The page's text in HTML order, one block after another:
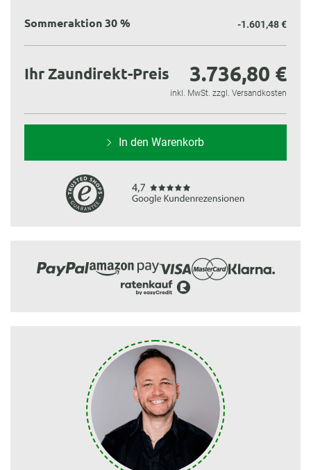
Sommeraktion 30 % -1.601,48 €
Ihr Zaundirekt-Preis 3.736,80 €
inkl. MwSt. zzgl. Versandkosten
In den Warenkorb